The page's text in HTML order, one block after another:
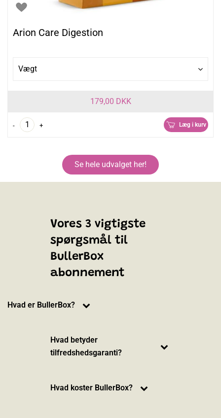
Arion Care Digestion
Vægt
179,00 DKK
- + Læg i kurv
Se hele udvalget her!
Vores 3 vigtigste
spørgsmål til
BullerBox
abonnement
Hvad er BullerBox?
Hvad betyder
tilfredshedsgaranti?
Hvad koster BullerBox?